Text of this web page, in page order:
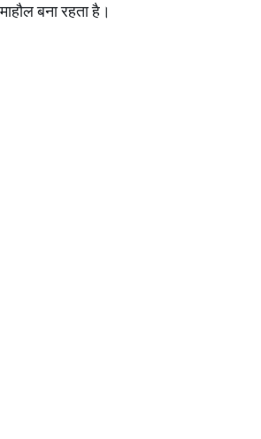
बना रहता है।